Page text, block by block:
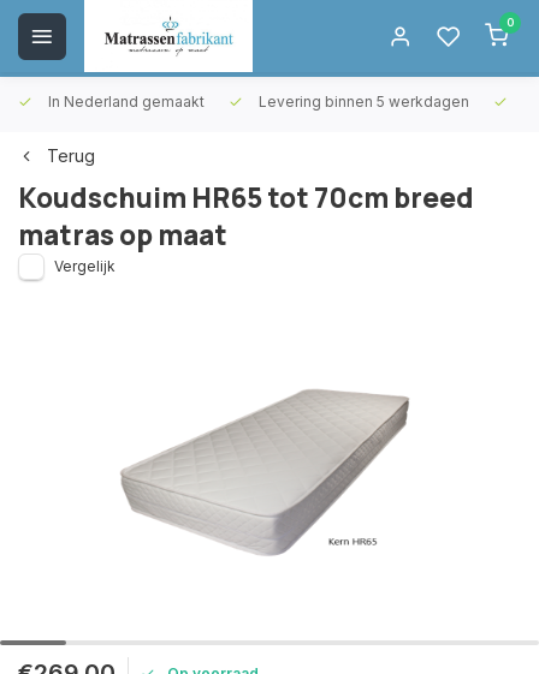
0
In Nederland gemaakt Levering binnen 5 werkdagen
Terug
Koudschuim HR65 tot 70cm breed
matras op maat
Vergelijk